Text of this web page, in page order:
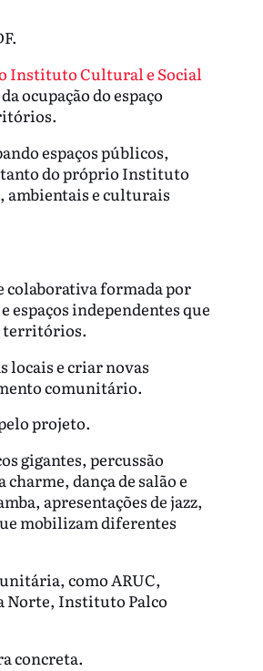
Instituto Cultural e Social
ocupação do espaço
espaços públicos,
tanto do próprio Instituto
ambientais e culturais
colaborativa formada por
independentes que
territórios.
locais e criar novas
comunitário.
projeto.
gigantes, percussão
dança de salão e
apresentações de jazz,
mobilizam diferentes
como ARUC,
Norte, Instituto Palco
concreta.